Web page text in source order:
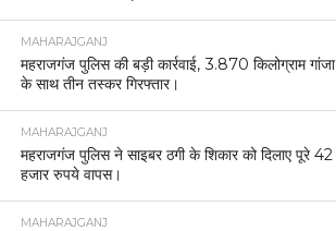
MAHARAJGANJ
महराजगंज पुलिस की बड़ी कार्रवाई, 3.870 किलोग्राम गांजा
के साथ तीन तस्कर गिरफ्तार।
MAHARAJGANJ
महराजगंज पुलिस ने साइबर ठगी के शिकार को दिलाए पूरे 42
हजार रुपये वापस।
MAHARAJGANJ